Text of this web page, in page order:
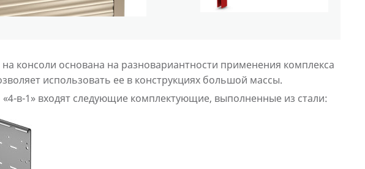
консоли основана на разновариантности применения комплекса
использовать ее в конструкциях большой массы.
в-1» входят следующие комплектующие, выполненные из стали: